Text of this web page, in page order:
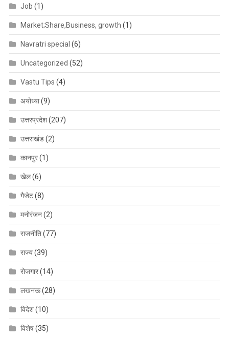
Job (1)
Market;Share,Business, growth (1)
Navratri special (6)
Uncategorized (52)
Vastu Tips (4)
अयोध्या(9)
उत्तरप्रदेश(207)
उत्तराखंड(2)
कानपुर(1)
खेल(6)
गैजेट(8)
मनोरंजन(2)
राजनीति(77)
राज्य(39)
रोजगार(14)
लखनऊ(28)
विदेश(10)
विशेष(35)